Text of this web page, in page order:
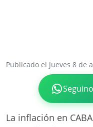
Publicado el jueves 8 de
La inflación en